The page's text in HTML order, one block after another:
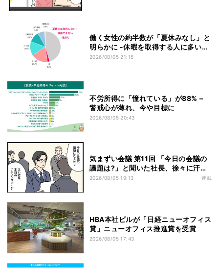
働く女性の約半数が「夏休みなし」と
明らかに -休暇を取得する人に多い日
数は?
2026/08/05 21:15
不労所得に「憧れている」が88% –
警戒心が薄れ、今や目標に
2026/08/05 20:43
気まずい会議 第11回 「今日の会議の
議題は?」と聞いた社長、徐々に汗が
浮かんできた
2026/08/05 19:13 連載
HBA本社ビルが「日経ニューオフィス
賞」ニューオフィス推進賞を受賞
2026/08/05 17:43